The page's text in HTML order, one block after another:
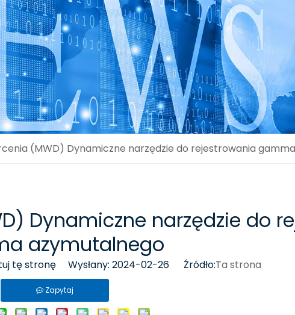
(MWD) Dynamiczne narzędzie do rejestrowania
Dynamiczne narzędzie do
azymutalnego
tę stronę Wysłany: 2024-02-26 Źródło:Ta strona
Zapytaj